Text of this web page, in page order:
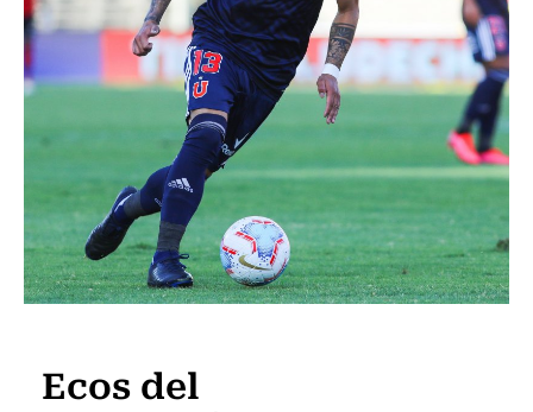
Ecos del